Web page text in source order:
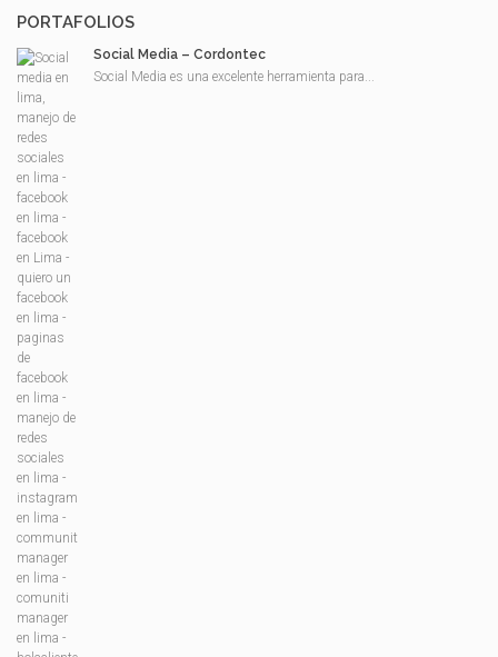
PORTAFOLIOS
Social Media – Cordontec
Social Media es una excelente herramienta para...